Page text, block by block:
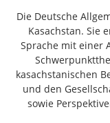
Die Deutsche
Kasachstan. Sie
Sprache mit einer
kasachstanischen
und den
sowie